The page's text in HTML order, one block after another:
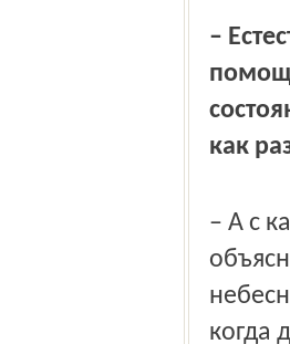
–
как
– А с
когда